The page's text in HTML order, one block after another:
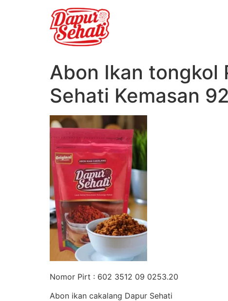
Abon Ikan tongkol
Sehati Kemasan
Nomor Pirt : 602 3512 09 0253.20
Abon ikan cakalang Dapur Sehati